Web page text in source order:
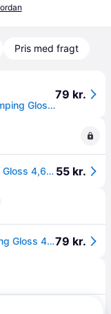
Pris med fragt
Revolution Revolution Pout Bomb Plumping Gloss 4.5 ml - Lip Plumper hos Magasin.
79 kr.
Makeup Revolution Pout Bomb Plumping Gloss 4,6 ml - Glaze 55 kr.
Revolution Revolution Pout Bomb Plumping Gloss 4.5 ml - Lip Plumper hos Magasin.79 kr.